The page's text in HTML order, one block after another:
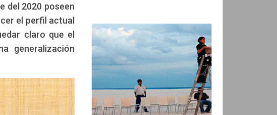
del 2020 poseen
el perfil actual
claro que el
generalización